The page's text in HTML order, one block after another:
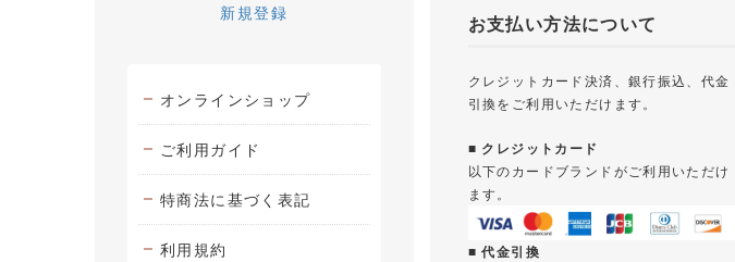
新規登録
オンラインショップ
ご利用ガイド
特商法に基づく表記
利用規約
お支払い方法について
クレジットカード決済、銀行振込、代金
引換をご利用いただけます。
■ クレジットカード
以下のカードブランドがご利用いただけ
ます。
■ 代金引換